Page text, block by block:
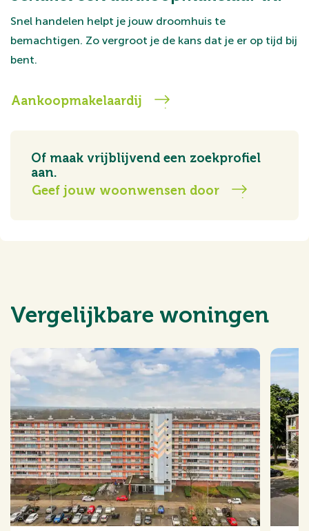
Snel handelen helpt je jouw droomhuis te
bemachtigen. Zo vergroot je de kans dat je er op tijd bij
bent.
Aankoopmakelaardij
Of maak vrijblijvend een zoekprofiel
aan.
Geef jouw woonwensen door
Vergelijkbare woningen